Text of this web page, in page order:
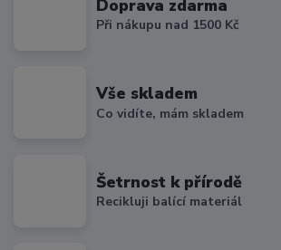
Doprava zdarma
Při nákupu nad 1500 Kč
Vše skladem
Co vidíte, mám skladem
Šetrnost k přírodě
Recikluji balící materiál